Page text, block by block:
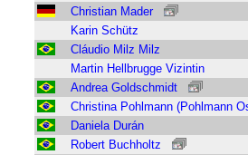
Christian Mader
Karin Schütz
Cláudio Milz Milz
Martin Hellbrugge Vizintin
Andrea Goldschmidt
Christina Pohlmann (Pohlmann
Daniela Durán
Robert Buchholtz